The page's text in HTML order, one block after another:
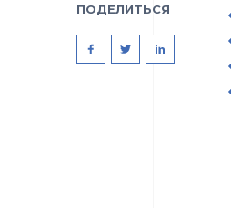
ПОДЕЛИТЬСЯ